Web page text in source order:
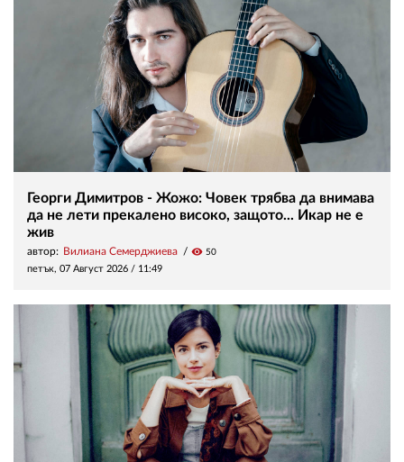
Георги Димитров - Жожо: Човек трябва да внимава
да не лети прекалено високо, защото... Икар не е
жив
автор: Вилиана Семерджиева visibility 50
петък, 07 Август 2026 / 11:49